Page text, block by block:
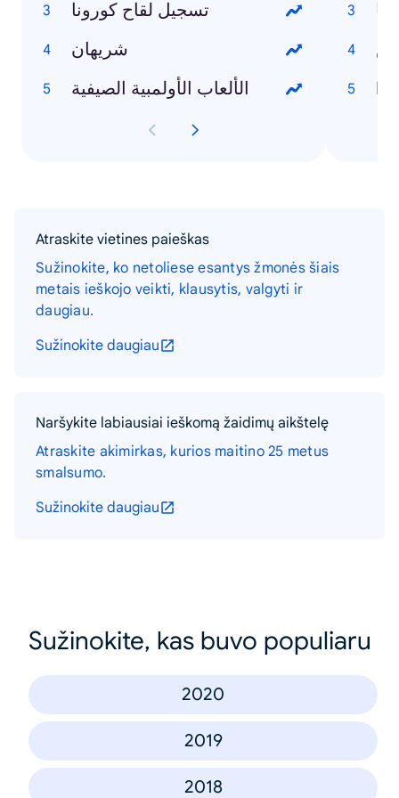
تسجيل لقاح كورونا
شريهان
الألعاب الأولمبية الصيفية
Atraskite vietines paieškas
Sužinokite, ko netoliese esantys žmonės šiais
metais ieškojo veikti, klausytis, valgyti ir
daugiau.
Sužinokite daugiau
Naršykite labiausiai ieškomą žaidimų aikštelę
Atraskite akimirkas, kurios maitino 25 metus
smalsumo.
Sužinokite daugiau
Sužinokite, kas buvo populiaru
2020
2019
2018